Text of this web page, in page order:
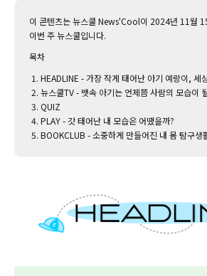
이 콘텐츠는 뉴스쿨 News'Cool이 2024년 11월
이번 주 뉴스쿨입니다.‌
목차
HEADLINE - 가장 작게 태어난 아기 예랑이, 세
뉴스쿨TV - 뱃속 아기는 언제쯤 사람의 모습이
QUIZ
PLAY - 갓 태어난 내 모습은 어땠을까?
BOOKCLUB - 소중하게 만들어진 내 몸 탐구생